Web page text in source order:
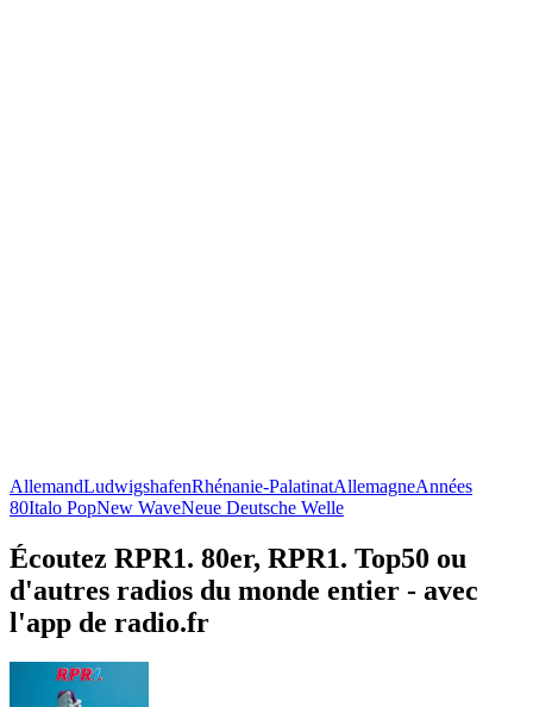
AllemandLudwigshafenRhénanie-PalatinatAllemagneAnnées
80Italo PopNew WaveNeue Deutsche Welle
Écoutez RPR1. 80er, RPR1. Top50 ou
d'autres radios du monde entier - avec
l'app de radio.fr